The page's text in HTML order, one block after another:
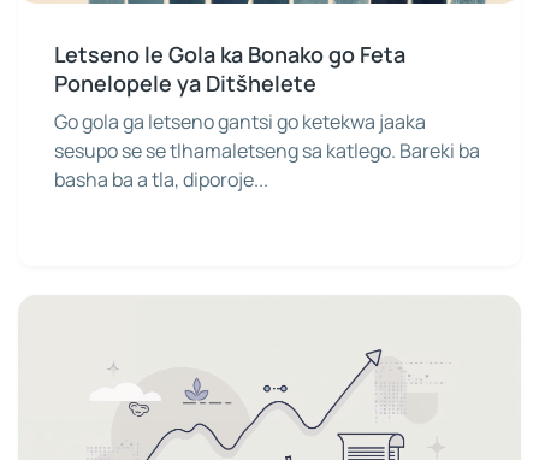
Letseno le Gola ka Bonako go Feta
Ponelopele ya Ditšhelete
Go gola ga letseno gantsi go ketekwa jaaka
sesupo se se tlhamaletseng sa katlego. Bareki ba
basha ba a tla, diporoje...